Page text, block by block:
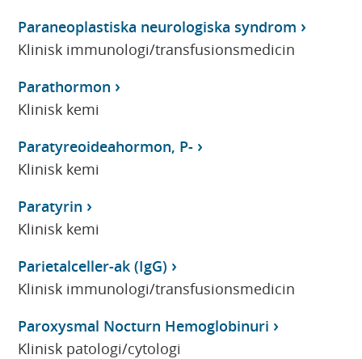
Paraneoplastiska neurologiska syndrom
Klinisk immunologi/transfusionsmedicin
Parathormon
Klinisk kemi
Paratyreoideahormon, P-
Klinisk kemi
Paratyrin
Klinisk kemi
Parietalceller-ak (IgG)
Klinisk immunologi/transfusionsmedicin
Paroxysmal Nocturn Hemoglobinuri
Klinisk patologi/cytologi